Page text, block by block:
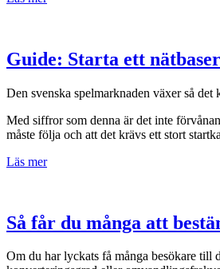
Guide: Starta ett
Den svenska spelmarknaden växer så
Med siffror som denna är det inte
måste följa och att det krävs ett stort
Läs mer
Så får du många att
Om du har lyckats få många besökare till